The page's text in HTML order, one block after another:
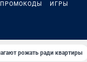
ПРОМОКОДЫ ИГРЫ
рожать ради квартиры